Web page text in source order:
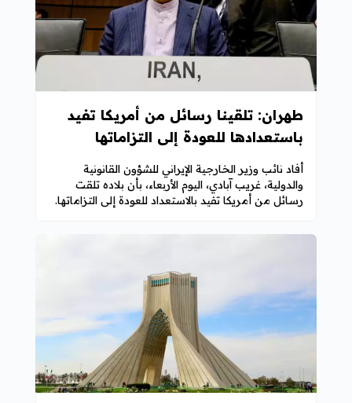
طهران: تلقينا رسائل من أمريكا تفيد
باستعدادها للعودة إلى التزاماتها
أفاد نائب وزير الخارجية الإيراني للشؤون القانونية
والدولية، غريب آبادي، اليوم الأربعاء، بأن بلاده تلقت
رسائل من أمريكا تفيد بالاستعداد للعودة إلى التزاماتها.